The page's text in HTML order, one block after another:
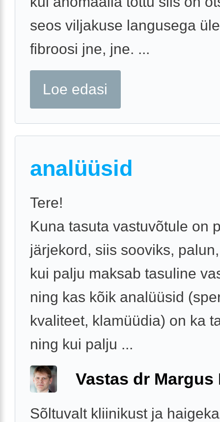
seos viljakuse langusega
fibroosi jne, jne. ...
Loe edasi
analüüsid
Tere!
Kuna tasuta vastuvõtule on
järjekord, siis sooviks,
kui palju maksab tasuline
ning kas kõik analüüsid
kvaliteet, klamüüdia) on ka
ning kui palju ...
Vastas dr Margus
Sõltuvalt kliinikust ja